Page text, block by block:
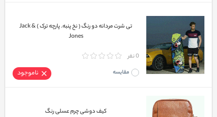
تی شرت مردانه دو رنگ ( نخ پنبه. پارچه ترک ) Jack &
Jones
0 نفر
مقایسه ناموجود
کیف دوشی چرم عسلی رنگ